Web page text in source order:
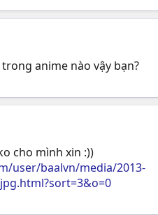
anime nào vậy bạn?
cho mình xin :))
user/baalvn/media/2013-